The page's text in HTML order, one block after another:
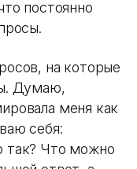
постоянно
на которые
Думаю,
меня как
себя:
так? Что можно